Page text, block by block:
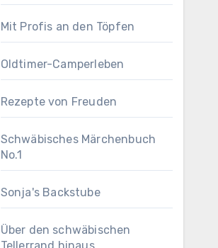
Mit Profis an den Töpfen
Oldtimer-Camperleben
Rezepte von Freuden
Schwäbisches Märchenbuch
No.1
Sonja's Backstube
Über den schwäbischen